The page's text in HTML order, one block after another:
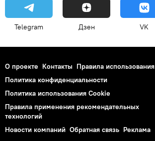
Telegram Дзен VK
О проекте Контакты Правила использования
Политика конфиденциальности
Политика использования Cookie
Правила применения рекомендательных
технологий
Новости компаний Обратная связь Реклама